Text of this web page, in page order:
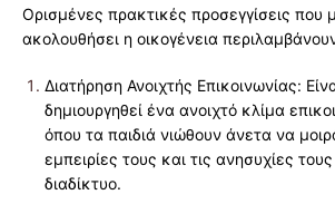
Ορισμένες πρακτικές προσεγγίσεις που
ακολουθήσει η οικογένεια
Διατήρηση Ανοιχτής Επικοινωνίας:
δημιουργηθεί ένα ανοιχτό κλίμα
όπου τα παιδιά νιώθουν άνετα να
εμπειρίες τους και τις ανησυχίες
διαδίκτυο.